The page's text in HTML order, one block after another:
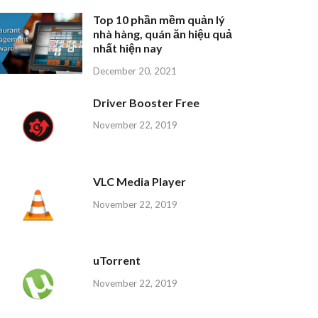
Top 10 phần mềm quản lý
nhà hàng, quán ăn hiệu quả
nhất hiện nay
December 20, 2021
Driver Booster Free
November 22, 2019
VLC Media Player
November 22, 2019
uTorrent
November 22, 2019